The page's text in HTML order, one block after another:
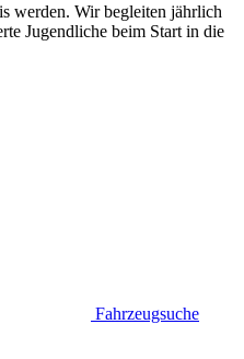
werden. Wir begleiten jährlich
Jugendliche beim Start in die
Fahrzeugsuche